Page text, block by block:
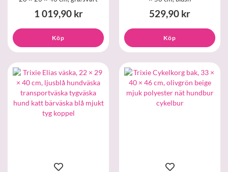
1 019,90 kr
Köp
529,90 kr
Köp